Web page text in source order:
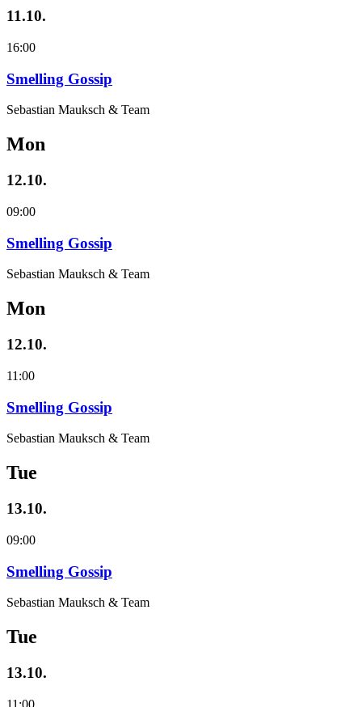
11.10.
16:00
Smelling Gossip
Sebastian Mauksch & Team
Mon
12.10.
09:00
Smelling Gossip
Sebastian Mauksch & Team
Mon
12.10.
11:00
Smelling Gossip
Sebastian Mauksch & Team
Tue
13.10.
09:00
Smelling Gossip
Sebastian Mauksch & Team
Tue
13.10.
11:00